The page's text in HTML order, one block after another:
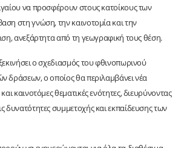
να προσφέρουν στους κατοίκους των
στη γνώση, την καινοτομία και την
ανεξάρτητα από τη γεωγραφική τους θέση.
ο σχεδιασμός του φθινοπωρινού
δράσεων, ο οποίος θα περιλαμβάνει νέα
καινοτόμες θεματικές ενότητες, διευρύνοντας
δυνατότητες συμμετοχής και εκπαίδευσης των